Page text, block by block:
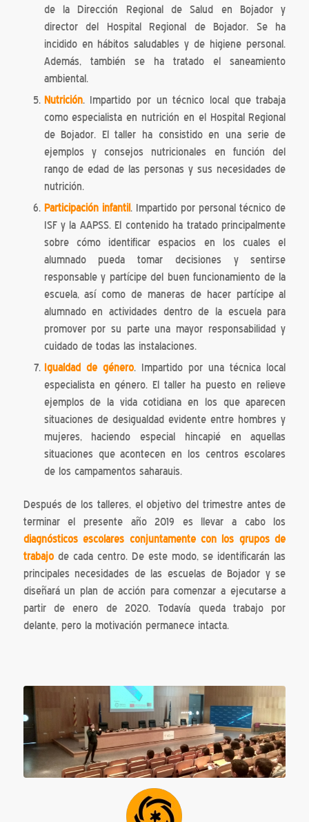
de la Dirección Regional de Salud en Bojador y
director del Hospital Regional de Bojador. Se ha
incidido en hábitos saludables y de higiene personal.
Además, también se ha tratado el saneamiento
ambiental.
Nutrición. Impartido por un técnico local que trabaja
como especialista en nutrición en el Hospital Regional
de Bojador. El taller ha consistido en una serie de
ejemplos y consejos nutricionales en función del
rango de edad de las personas y sus necesidades de
nutrición.
Participación infantil . Impartido por personal técnico de
ISF y la AAPSS. El contenido ha tratado principalmente
sobre cómo identificar espacios en los cuales el
alumnado pueda tomar decisiones y sentirse
responsable y partícipe del buen funcionamiento de la
escuela, así como de maneras de hacer partícipe al
alumnado en actividades dentro de la escuela para
promover por su parte una mayor responsabilidad y
cuidado de todas las instalaciones.
Igualdad de género. Impartido por una técnica local
especialista en género. El taller ha puesto en relieve
ejemplos de la vida cotidiana en los que aparecen
situaciones de desigualdad evidente entre hombres y
mujeres, haciendo especial hincapié en aquellas
situaciones que acontecen en los centros escolares
de los campamentos saharauis.
Después de los talleres, el objetivo del trimestre antes de
terminar el presente año 2019 es llevar a cabo los
diagnósticos escolares conjuntamente con los grupos de
trabajode cada centro. De este modo, se identificarán las
principales necesidades de las escuelas de Bojador y se
diseñará un plan de acción para comenzar a ejecutarse a
partir de enero de 2020. Todavía queda trabajo por
delante, pero la motivación permanece intacta.